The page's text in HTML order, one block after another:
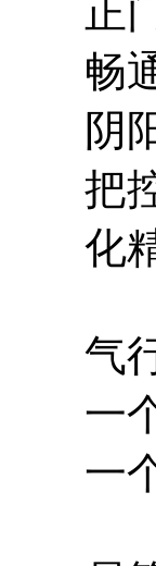
正门
畅通
阴阳
把控
化精
气行
一个
一个